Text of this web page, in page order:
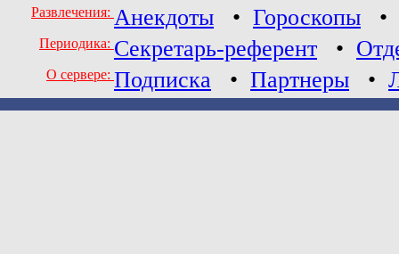
Развлечения: Анекдоты • Гороскопы •
Периодика: Секретарь-референт •
О сервере: Подписка • Партнеры •